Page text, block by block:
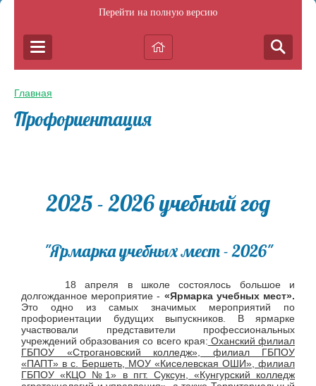
Перейти на полную версию
Главная
Профориентация
2025 - 2026 учебный год
"Ярмарка учебных мест - 2026"
18 апреля в школе состоялось большое и
долгожданное мероприятие - «Ярмарка учебных мест».
Это одно из самых значимых мероприятий по
профориентации будущих выпускников. В ярмарке
участвовали представители профессиональных
учреждений образования со всего края: Оханский филиал
ГБПОУ «Строгановский колледж», филиал ГБПОУ
«ПАПТ» в с. Бершеть, МОУ «Киселевская ОШИ», филиал
ГБПОУ «КЦО №1» в пгт. Суксун, «Кунгурский колледж